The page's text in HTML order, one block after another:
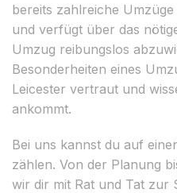
bereits zahlreiche
und verfügt über das
Umzug reibungslos
Besonderheiten eines
Leicester vertraut und
ankommt.
Bei uns kannst du auf
zählen. Von der Planung
wir dir mit Rat und Tat zur